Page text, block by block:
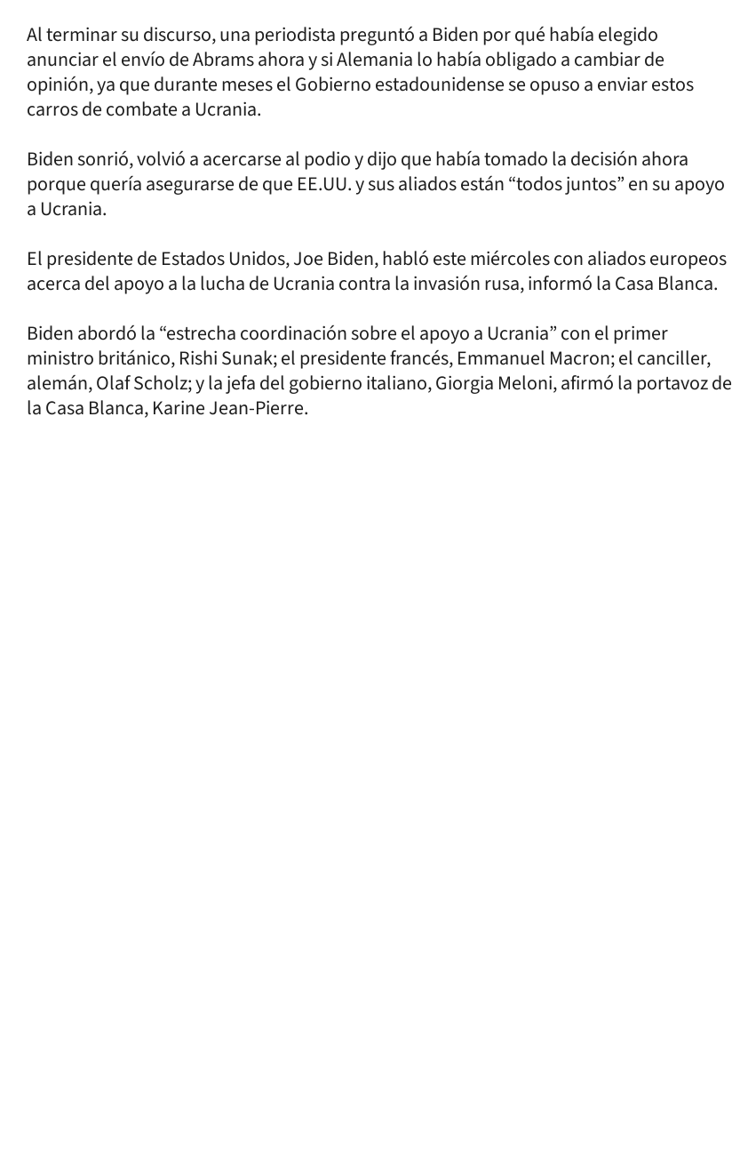
Al terminar su discurso, una periodista preguntó a Biden por qué había elegido
anunciar el envío de Abrams ahora y si Alemania lo había obligado a cambiar de
opinión, ya que durante meses el Gobierno estadounidense se opuso a enviar estos
carros de combate a Ucrania.
Biden sonrió, volvió a acercarse al podio y dijo que había tomado la decisión ahora
porque quería asegurarse de que EE.UU. y sus aliados están “todos juntos” en su apoyo
a Ucrania.
El presidente de Estados Unidos, Joe Biden, habló este miércoles con aliados europeos
acerca del apoyo a la lucha de Ucrania contra la invasión rusa, informó la Casa Blanca.
Biden abordó la “estrecha coordinación sobre el apoyo a Ucrania” con el primer
ministro británico, Rishi Sunak; el presidente francés, Emmanuel Macron; el canciller,
alemán, Olaf Scholz; y la jefa del gobierno italiano, Giorgia Meloni, afirmó la portavoz de
la Casa Blanca, Karine Jean-Pierre.